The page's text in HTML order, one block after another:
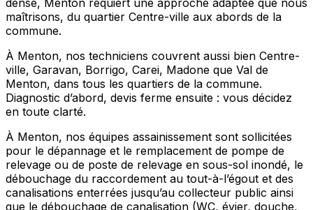
dense, Menton requiert une approche adaptée que nous
maîtrisons, du quartier Centre-ville aux abords de la
commune.
À Menton, nos techniciens couvrent aussi bien Centre-
ville, Garavan, Borrigo, Carei, Madone que Val de
Menton, dans tous les quartiers de la commune.
Diagnostic d’abord, devis ferme ensuite : vous décidez
en toute clarté.
À Menton, nos équipes assainissement sont sollicitées
pour le dépannage et le remplacement de pompe de
relevage ou de poste de relevage en sous-sol inondé, le
débouchage du raccordement au tout-à-l’égout et des
canalisations enterrées jusqu’au collecteur public ainsi
que le débouchage de canalisation (WC, évier, douche,